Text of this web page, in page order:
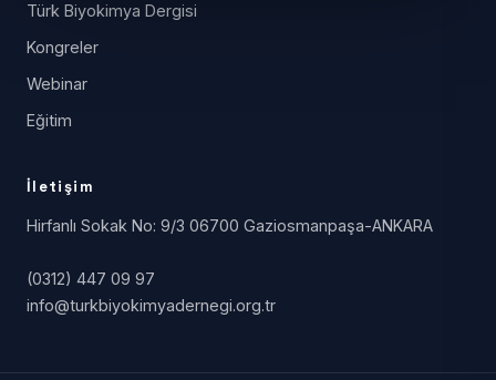
Türk Biyokimya Dergisi
Kongreler
Webinar
Eğitim
İletişim
Hirfanlı Sokak No: 9/3 06700 Gaziosmanpaşa-ANKARA
(0312) 447 09 97
info@turkbiyokimyadernegi.org.tr